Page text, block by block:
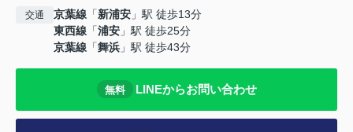
交通 京葉線 「新浦安 」駅 徒歩13分
東西線 「浦安 」駅 徒歩25分
京葉線 「舞浜 」駅 徒歩43分
無料 LINEからお問い合わせ